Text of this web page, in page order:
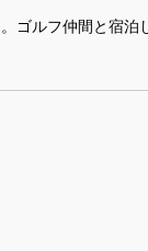
ルフ仲間と宿泊